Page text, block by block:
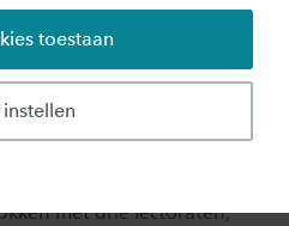
toestaan
staal, hout en
met drie lectoraten;